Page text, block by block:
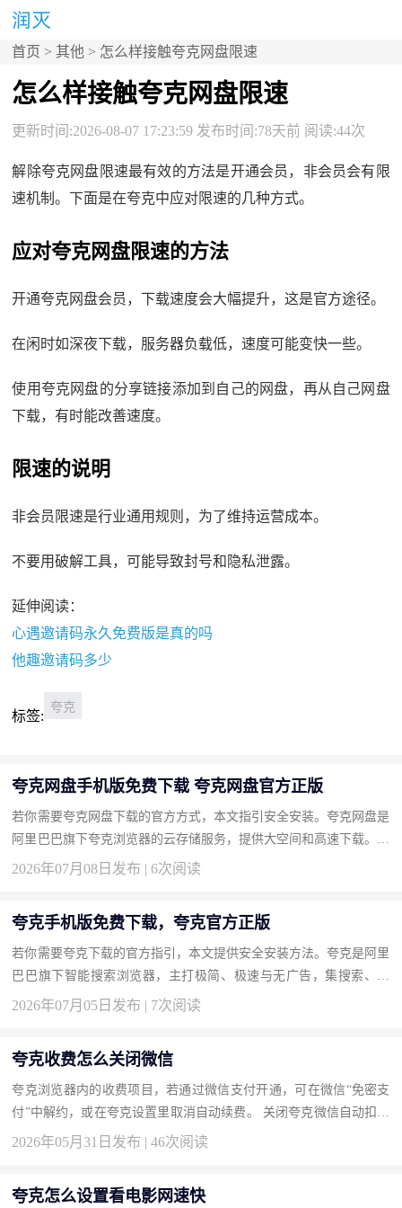
首页 > 其他 > 怎么样接触夸克网盘限速
怎么样接触夸克网盘限速
更新时间:2026-08-07 17:23:59 发布时间:78天前 阅读:44次
解除夸克网盘限速最有效的方法是开通会员，非会员会有限
速机制。下面是在夸克中应对限速的几种方式。
应对夸克网盘限速的方法
开通夸克网盘会员，下载速度会大幅提升，这是官方途径。
在闲时如深夜下载，服务器负载低，速度可能变快一些。
使用夸克网盘的分享链接添加到自己的网盘，再从自己网盘
下载，有时能改善速度。
限速的说明
非会员限速是行业通用规则，为了维持运营成本。
不要用破解工具，可能导致封号和隐私泄露。
延伸阅读：
心遇邀请码永久免费版是真的吗
他趣邀请码多少
标签:
夸克
夸克网盘手机版免费下载 夸克网盘官方正版
若你需要夸克网盘下载的官方方式，本文指引安全安装。夸克网盘是
阿里巴巴旗下夸克浏览器的云存储服务，提供大空间和高速下载。按
此获取正版。 下载地址：夸克网盘官方下载 为什么选择夸克网盘...
2026年07月08日发布 | 6次阅读
夸克手机版免费下载，夸克官方正版
若你需要夸克下载的官方指引，本文提供安全安装方法。夸克是阿里
巴巴旗下智能搜索浏览器，主打极简、极速与无广告，集搜索、网
盘、扫描于一体。按此获取正版，享受清爽浏览。 下载地址：夸克
2026年07月05日发布 | 7次阅读
夸克收费怎么关闭微信
夸克浏览器内的收费项目，若通过微信支付开通，可在微信“免密支
付”中解约，或在夸克设置里取消自动续费。 关闭夸克微信自动扣费
的方法 打开微信“我-服务-钱包-支付设置-免密支付”，找到夸克相...
2026年05月31日发布 | 46次阅读
夸克怎么设置看电影网速快